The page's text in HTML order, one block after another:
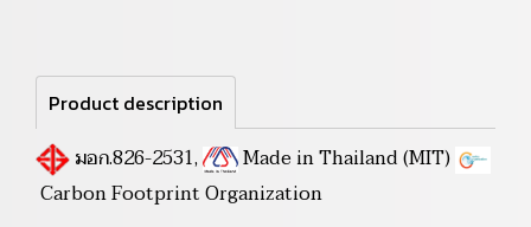
Product description
มอก.826-2531,
Made in Thailand (MIT)
Carbon Footprint Organization